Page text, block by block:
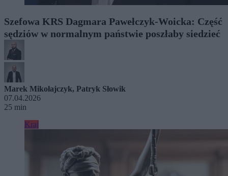
Szefowa KRS Dagmara Pawełczyk-Woicka: Część
sędziów w normalnym państwie poszłaby siedzieć
Marek Mikołajczyk, Patryk Słowik
07.04.2026
25 min
Kraj